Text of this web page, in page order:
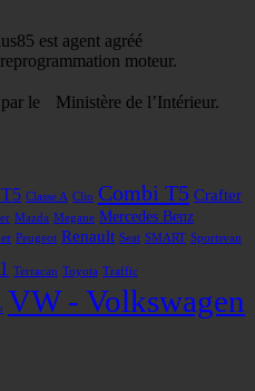
est agent agréé
moteur.
par le Ministère de l’Intérieur.
Classe A Clio Combi T5 Crafter
Mazda Megane Mercedes Benz
Peugeot Renault Seat SMART Sportsvan
Terracan Toyota Traffic
VW - Volkswagen